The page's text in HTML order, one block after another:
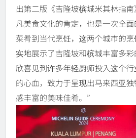
出第二版《吉隆坡槟城米其林指
凡美食文化的肯定，也是一次全
菜肴到当代烹饪，这两个城市的
实地展示了吉隆坡和槟城丰富多
欣喜见到许多年轻厨师投入这个
的心血，致力于呈现出马来西亚
感丰富的美味佳肴。”